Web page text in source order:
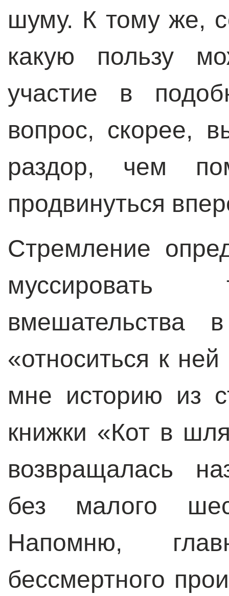
шуму. К тому же,
какую пользу
участие в
вопрос, скорее,
раздор, чем
продвинуться
Стремление
муссировать
«относиться к
мне историю из
книжки «Кот в
возвращалась
без малого
Напомню,
бессмертного